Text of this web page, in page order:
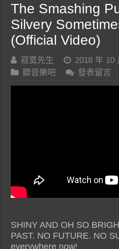
The Smashing
Silvery
(Official Video)
寂寞先生
2018 年 10
聽音樂吧
發表留言
SHINY AND OH SO
PAST. NO FUTURE. NO
everywhere now!